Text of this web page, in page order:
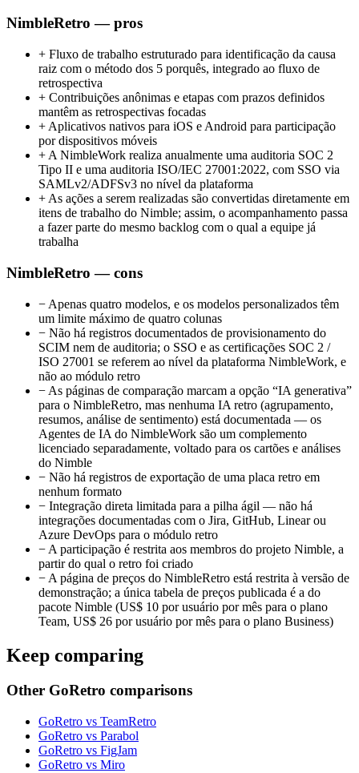
NimbleRetro — pros
+ Fluxo de trabalho estruturado para identificação da causa
raiz com o método dos 5 porquês, integrado ao fluxo de
retrospectiva
+ Contribuições anônimas e etapas com prazos definidos
mantêm as retrospectivas focadas
+ Aplicativos nativos para iOS e Android para participação
por dispositivos móveis
+ A NimbleWork realiza anualmente uma auditoria SOC 2
Tipo II e uma auditoria ISO/IEC 27001:2022, com SSO via
SAMLv2/ADFSv3 no nível da plataforma
+ As ações a serem realizadas são convertidas diretamente em
itens de trabalho do Nimble; assim, o acompanhamento passa
a fazer parte do mesmo backlog com o qual a equipe já
trabalha
NimbleRetro — cons
− Apenas quatro modelos, e os modelos personalizados têm
um limite máximo de quatro colunas
− Não há registros documentados de provisionamento do
SCIM nem de auditoria; o SSO e as certificações SOC 2 /
ISO 27001 se referem ao nível da plataforma NimbleWork, e
não ao módulo retro
− As páginas de comparação marcam a opção “IA generativa”
para o NimbleRetro, mas nenhuma IA retro (agrupamento,
resumos, análise de sentimento) está documentada — os
Agentes de IA do NimbleWork são um complemento
licenciado separadamente, voltado para os cartões e análises
do Nimble
− Não há registros de exportação de uma placa retro em
nenhum formato
− Integração direta limitada para a pilha ágil — não há
integrações documentadas com o Jira, GitHub, Linear ou
Azure DevOps para o módulo retro
− A participação é restrita aos membros do projeto Nimble, a
partir do qual o retro foi criado
− A página de preços do NimbleRetro está restrita à versão de
demonstração; a única tabela de preços publicada é a do
pacote Nimble (US$ 10 por usuário por mês para o plano
Team, US$ 26 por usuário por mês para o plano Business)
Keep comparing
Other GoRetro comparisons
GoRetro vs TeamRetro
GoRetro vs Parabol
GoRetro vs FigJam
GoRetro vs Miro